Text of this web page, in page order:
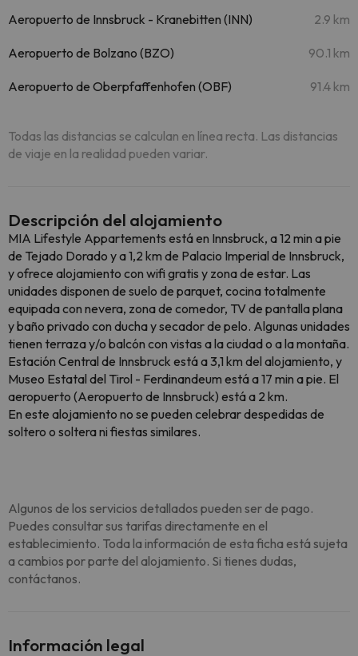
Aeropuerto de Innsbruck - Kranebitten (INN) 2.9 km
Aeropuerto de Bolzano (BZO) 90.1 km
Aeropuerto de Oberpfaffenhofen (OBF) 91.4 km
Todas las distancias se calculan en línea recta. Las distancias
de viaje en la realidad pueden variar.
Descripción del alojamiento
MIA Lifestyle Appartements está en Innsbruck, a 12 min a pie
de Tejado Dorado y a 1,2 km de Palacio Imperial de Innsbruck,
y ofrece alojamiento con wifi gratis y zona de estar. Las
unidades disponen de suelo de parquet, cocina totalmente
equipada con nevera, zona de comedor, TV de pantalla plana
y baño privado con ducha y secador de pelo. Algunas unidades
tienen terraza y/o balcón con vistas a la ciudad o a la montaña.
Estación Central de Innsbruck está a 3,1 km del alojamiento, y
Museo Estatal del Tirol - Ferdinandeum está a 17 min a pie. El
aeropuerto (Aeropuerto de Innsbruck) está a 2 km.
En este alojamiento no se pueden celebrar despedidas de
soltero o soltera ni fiestas similares.
Algunos de los servicios detallados pueden ser de pago.
Puedes consultar sus tarifas directamente en el
establecimiento. Toda la información de esta ficha está sujeta
a cambios por parte del alojamiento. Si tienes dudas,
contáctanos.
Información legal